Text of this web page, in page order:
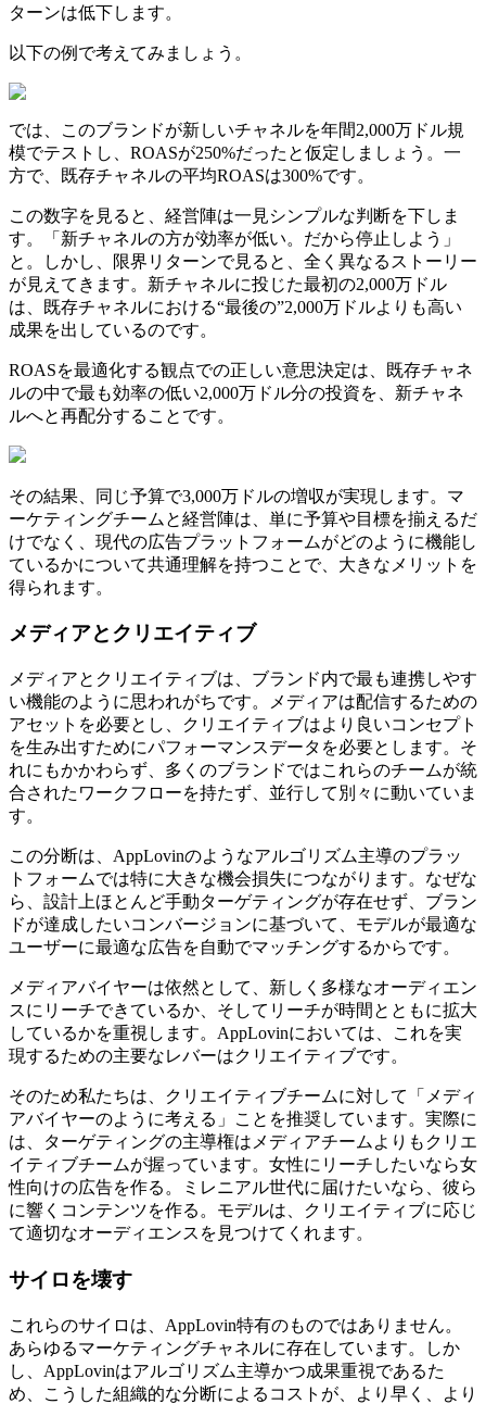
ターンは低下します。
以下の例で考えてみましょう。
では、このブランドが新しいチャネルを年間2,000万ドル規
模でテストし、ROASが250%だったと仮定しましょう。一
方で、既存チャネルの平均ROASは300%です。
この数字を見ると、経営陣は一見シンプルな判断を下しま
す。「新チャネルの方が効率が低い。だから停止しよう」
と。しかし、限界リターンで見ると、全く異なるストーリー
が見えてきます。新チャネルに投じた最初の2,000万ドル
は、既存チャネルにおける“最後の”2,000万ドルよりも高い
成果を出しているのです。
ROASを最適化する観点での正しい意思決定は、既存チャネ
ルの中で最も効率の低い2,000万ドル分の投資を、新チャネ
ルへと再配分することです。
その結果、同じ予算で3,000万ドルの増収が実現します。マ
ーケティングチームと経営陣は、単に予算や目標を揃えるだ
けでなく、現代の広告プラットフォームがどのように機能し
ているかについて共通理解を持つことで、大きなメリットを
得られます。
メディアとクリエイティブ
メディアとクリエイティブは、ブランド内で最も連携しやす
い機能のように思われがちです。メディアは配信するための
アセットを必要とし、クリエイティブはより良いコンセプト
を生み出すためにパフォーマンスデータを必要とします。そ
れにもかかわらず、多くのブランドではこれらのチームが統
合されたワークフローを持たず、並行して別々に動いていま
す。
この分断は、AppLovinのようなアルゴリズム主導のプラッ
トフォームでは特に大きな機会損失につながります。なぜな
ら、設計上ほとんど手動ターゲティングが存在せず、ブラン
ドが達成したいコンバージョンに基づいて、モデルが最適な
ユーザーに最適な広告を自動でマッチングするからです。
メディアバイヤーは依然として、新しく多様なオーディエン
スにリーチできているか、そしてリーチが時間とともに拡大
しているかを重視します。AppLovinにおいては、これを実
現するための主要なレバーはクリエイティブです。
そのため私たちは、クリエイティブチームに対して「メディ
アバイヤーのように考える」ことを推奨しています。実際に
は、ターゲティングの主導権はメディアチームよりもクリエ
イティブチームが握っています。女性にリーチしたいなら女
性向けの広告を作る。ミレニアル世代に届けたいなら、彼ら
に響くコンテンツを作る。モデルは、クリエイティブに応じ
て適切なオーディエンスを見つけてくれます。
サイロを壊す
これらのサイロは、AppLovin特有のものではありません。
あらゆるマーケティングチャネルに存在しています。しか
し、AppLovinはアルゴリズム主導かつ成果重視であるた
め、こうした組織的な分断によるコストが、より早く、より